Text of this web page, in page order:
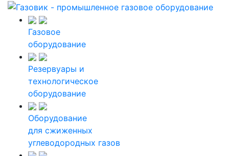
Газовое
оборудование
Резервуары и
технологическое
оборудование
Оборудование
для сжиженных
углеводородных газов